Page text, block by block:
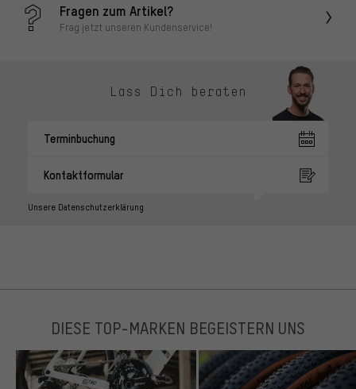
Fragen zum Artikel?
Frag jetzt unseren Kundenservice!
Lass Dich beraten
Terminbuchung
Kontaktformular
Unsere Datenschutzerklärung
DIESE TOP-MARKEN BEGEISTERN UNS